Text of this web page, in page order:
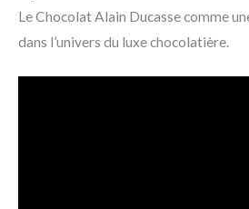
Le Chocolat Alain Ducasse comme
dans l’univers du luxe chocolatière.